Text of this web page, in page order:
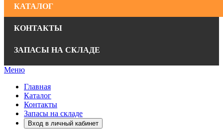
КАТАЛОГ
КОНТАКТЫ
ЗАПАСЫ НА СКЛАДЕ
Меню
Главная
Каталог
Контакты
Запасы на складе
Вход в личный кабинет